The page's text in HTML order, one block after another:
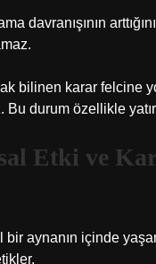
davranışının
bilinen karar felcine
durum özellikle
Etki ve
aynanın içinde